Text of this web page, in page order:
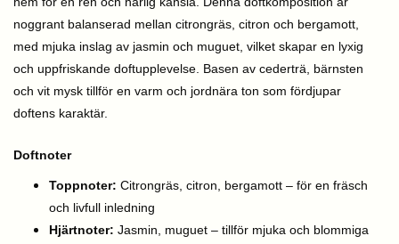
noggrant balanserad mellan citrongräs, citron och bergamott,
med mjuka inslag av jasmin och muguet, vilket skapar en lyxig
och uppfriskande doftupplevelse. Basen av cederträ, bärnsten
och vit mysk tillför en varm och jordnära ton som fördjupar
doftens karaktär.
Doftnoter
Toppnoter: Citrongräs, citron, bergamott – för en fräsch
och livfull inledning
Hjärtnoter: Jasmin, muguet – tillför mjuka och blommiga